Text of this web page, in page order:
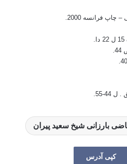
فرانسه 2000
.
.
.
.
55
.
بارزانی شیخ سعید پیران
کپی آدرس